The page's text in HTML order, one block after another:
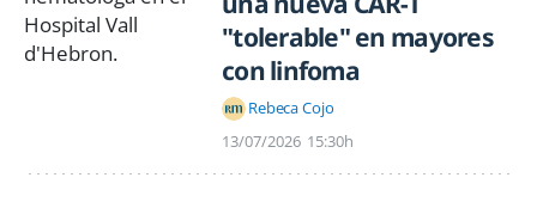
"tolerable" en mayores
con linfoma
Rebeca Cojo
13/07/2026 15:30h